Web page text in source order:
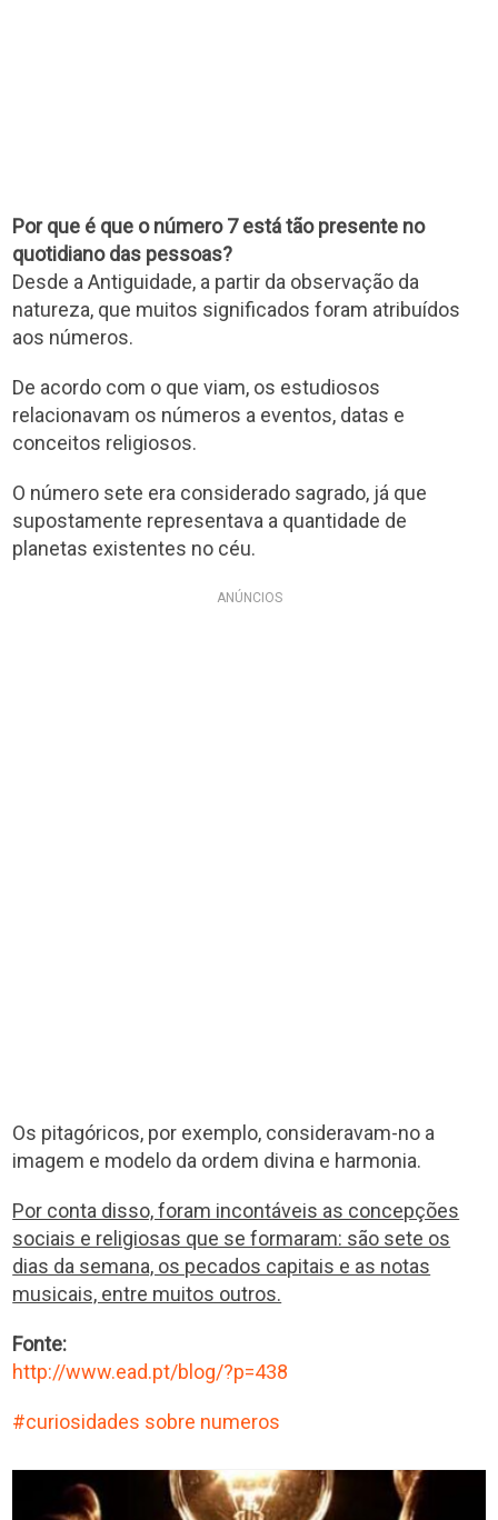
Por que é que o número 7 está tão presente no
quotidiano das pessoas?
Desde a Antiguidade, a partir da observação da
natureza, que muitos significados foram atribuídos
aos números.
De acordo com o que viam, os estudiosos
relacionavam os números a eventos, datas e
conceitos religiosos.
O número sete era considerado sagrado, já que
supostamente representava a quantidade de
planetas existentes no céu.
ANÚNCIOS
Os pitagóricos, por exemplo, consideravam-no a
imagem e modelo da ordem divina e harmonia.
Por conta disso, foram incontáveis as concepções
sociais e religiosas que se formaram: são sete os
dias da semana, os pecados capitais e as notas
musicais, entre muitos outros.
Fonte:
http://www.ead.pt/blog/?p=438
curiosidades sobre numeros